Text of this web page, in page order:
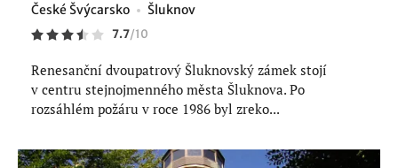
České Švýcarsko Šluknov
7.7/10
Renesanční dvoupatrový Šluknovský zámek stojí
v centru stejnojmenného města Šluknova. Po
rozsáhlém požáru v roce 1986 byl zreko...